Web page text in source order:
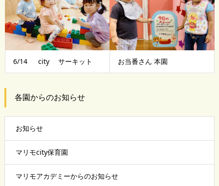
6/14 city サーキット お当番さん 本園
各園からのお知らせ
お知らせ
マリモcity保育園
マリモアカデミーからのお知らせ